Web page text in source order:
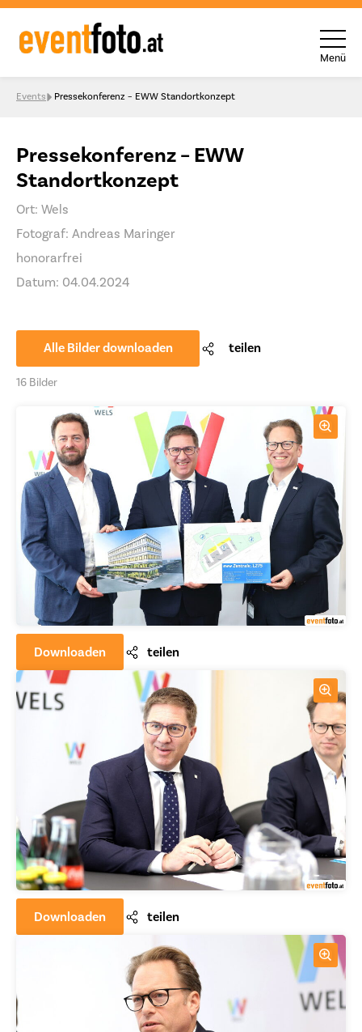
Skip to content
Menü
Events Pressekonferenz – EWW Standortkonzept
Pressekonferenz – EWW
Standortkonzept
Ort: Wels
Fotograf: Andreas Maringer
honorarfrei
Datum: 04.04.2024
Alle Bilder downloaden teilen
16 Bilder
Downloaden teilen
Downloaden teilen